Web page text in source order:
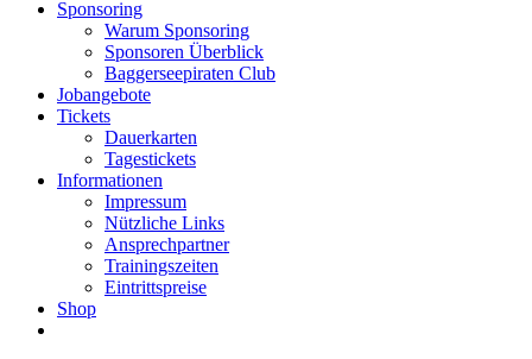
Sponsoring
Warum Sponsoring
Sponsoren Überblick
Baggerseepiraten Club
Jobangebote
Tickets
Dauerkarten
Tagestickets
Informationen
Impressum
Nützliche Links
Ansprechpartner
Trainingszeiten
Eintrittspreise
Shop